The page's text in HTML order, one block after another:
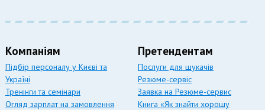
Компаніям
Підбір персоналу у Києві та
Україні
Тренінги та семінари
Огляд зарплат на замовлення
Претендентам
Послуги для шукачів
Резюме-сервіс
Заявка на Резюме-сервис
Книга «Як знайти хорошу